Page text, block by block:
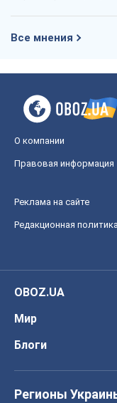
Все мнения
О компании
Правовая информация
Реклама на сайте
Редакционная политика
OBOZ.UA
Мир
Блоги
Регионы